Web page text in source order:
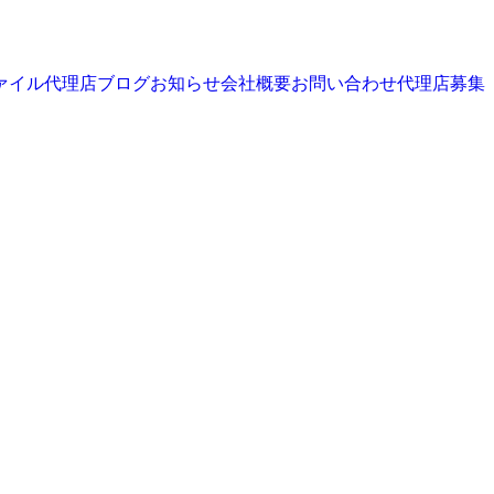
イル代理店ブログお知らせ会社概要お問い合わせ代理店募集